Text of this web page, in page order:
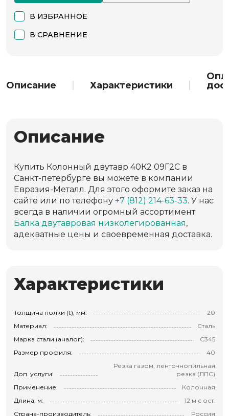
В ИЗБРАННОЕ
В СРАВНЕНИЕ
Описание Характеристики
Описание
Купить Колонный двутавр 40К2 09Г2С в
Санкт-петербурге вы можете в компании
Евразия-Металл. Для этого оформите заказ на
сайте или по телефону +7 (812) 214-63-33. У нас
всегда в наличии огромный ассортимент
Балка двутавровая низколегированная,
адекватные цены и своевременная доставка.
Характеристики
Толщина полки (t), мм:
20
Материал:
Сталь
Марка стали (аналог):
С345
Размер профиля:
40
Доп. услуги:
Резка газом, ленточнопильная
резка (ЛПС)
Применение:
Колонная
Длина, м:
12 м с ост.
Страна-производитель:
Россия